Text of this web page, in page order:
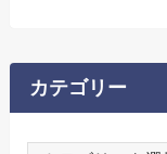
カテゴリー